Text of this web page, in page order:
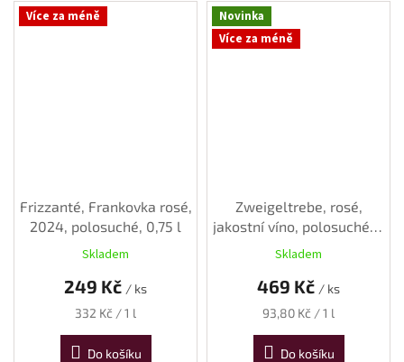
Více za méně
Frizzanté, Frankovka rosé,
2024, polosuché, 0,75 l
Skladem
249 Kč / ks
Měrná
332 Kč / 1 l
Do košíku
Novinka
Více za méně
Zweigeltrebe, rosé,
jakostní víno, polosuché, 5
Skladem
469 Kč / ks
Měrná
93,80 Kč / 1 l
Do košíku